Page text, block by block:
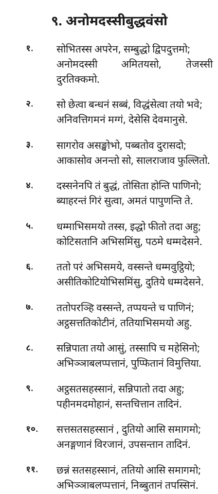
९. अनोमदस्सीबुद्धवंसो
१. सोभितस्सअपरेन, सम्बुद्धो द्विपदुत्तमो;
अनोमदस्सी अमितयसो, तेजस्सी
दुरतिक्कमो.
२.
सो छेत्वा बन्धनं सब्बं, विद्धंसेत्वा तयो भवे;
अनिवत्तिगमनं मग्गं, देसेसि देवमानुसे.
३.
सागरोव असङ्खोभो, पब्बतोव दुरासदो;
आकासोव अनन्तो सो, सालराजाव फुल्लितो.
४.
दस्सनेनपि तं बुद्धं, तोसिता होन्ति पाणिनो;
ब्याहरन्तं गिरं सुत्वा, अमतं पापुणन्ति ते.
५. धम्माभिसमयोतस्स, इद्धो फीतो तदा अहु;
कोटिसतानि अभिसमिंसु, पठमे धम्मदेसने.
६.
ततो परं अभिसमये, वस्सन्ते धम्मवुट्ठियो;
असीतिकोटियोभिसमिंसु, दुतिये धम्मदेसने.
७. ततोपरञ्हिवस्सन्ते, तप्पयन्ते च पाणिनं;
अट्ठसत्ततिकोटीनं, ततियाभिसमयो अहु.
८.
सन्निपाता तयो आसुं, तस्सापि च महेसिनो;
अभिञ्ञाबलप्पत्तानं, पुप्फितानं विमुत्तिया.
९.
अट्ठसतसहस्सानं, सन्निपातो तदा अहु;
पहीनमदमोहानं, सन्तचित्तान तादिनं.
१०. सत्तसतसहस्सानं , दुतियो आसि समागमो;
अनङ्गणानं विरजानं, उपसन्तान तादिनं.
११.
छन्नं सतसहस्सानं, ततियो आसि समागमो;
अभिञ्ञाबलप्पत्तानं, निब्बुतानं तपस्सिनं.